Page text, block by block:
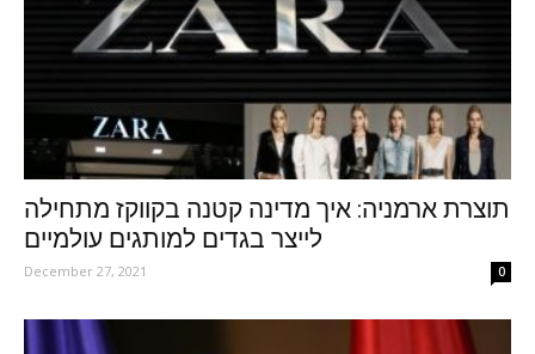
תוצרת ארמניה: איך מדינה קטנה בקווקז מתחילה
לייצר בגדים למותגים עולמיים
December 27, 2021 0